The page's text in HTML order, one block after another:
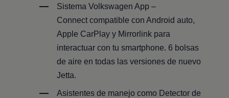
Sistema Volkswagen App –
Connect compatible con Android auto,
Apple CarPlay y Mirrorlink para
interactuar con tu smartphone. 6 bolsas
de aire en todas las versiones de nuevo
Jetta.
Asistentes de manejo como Detector de